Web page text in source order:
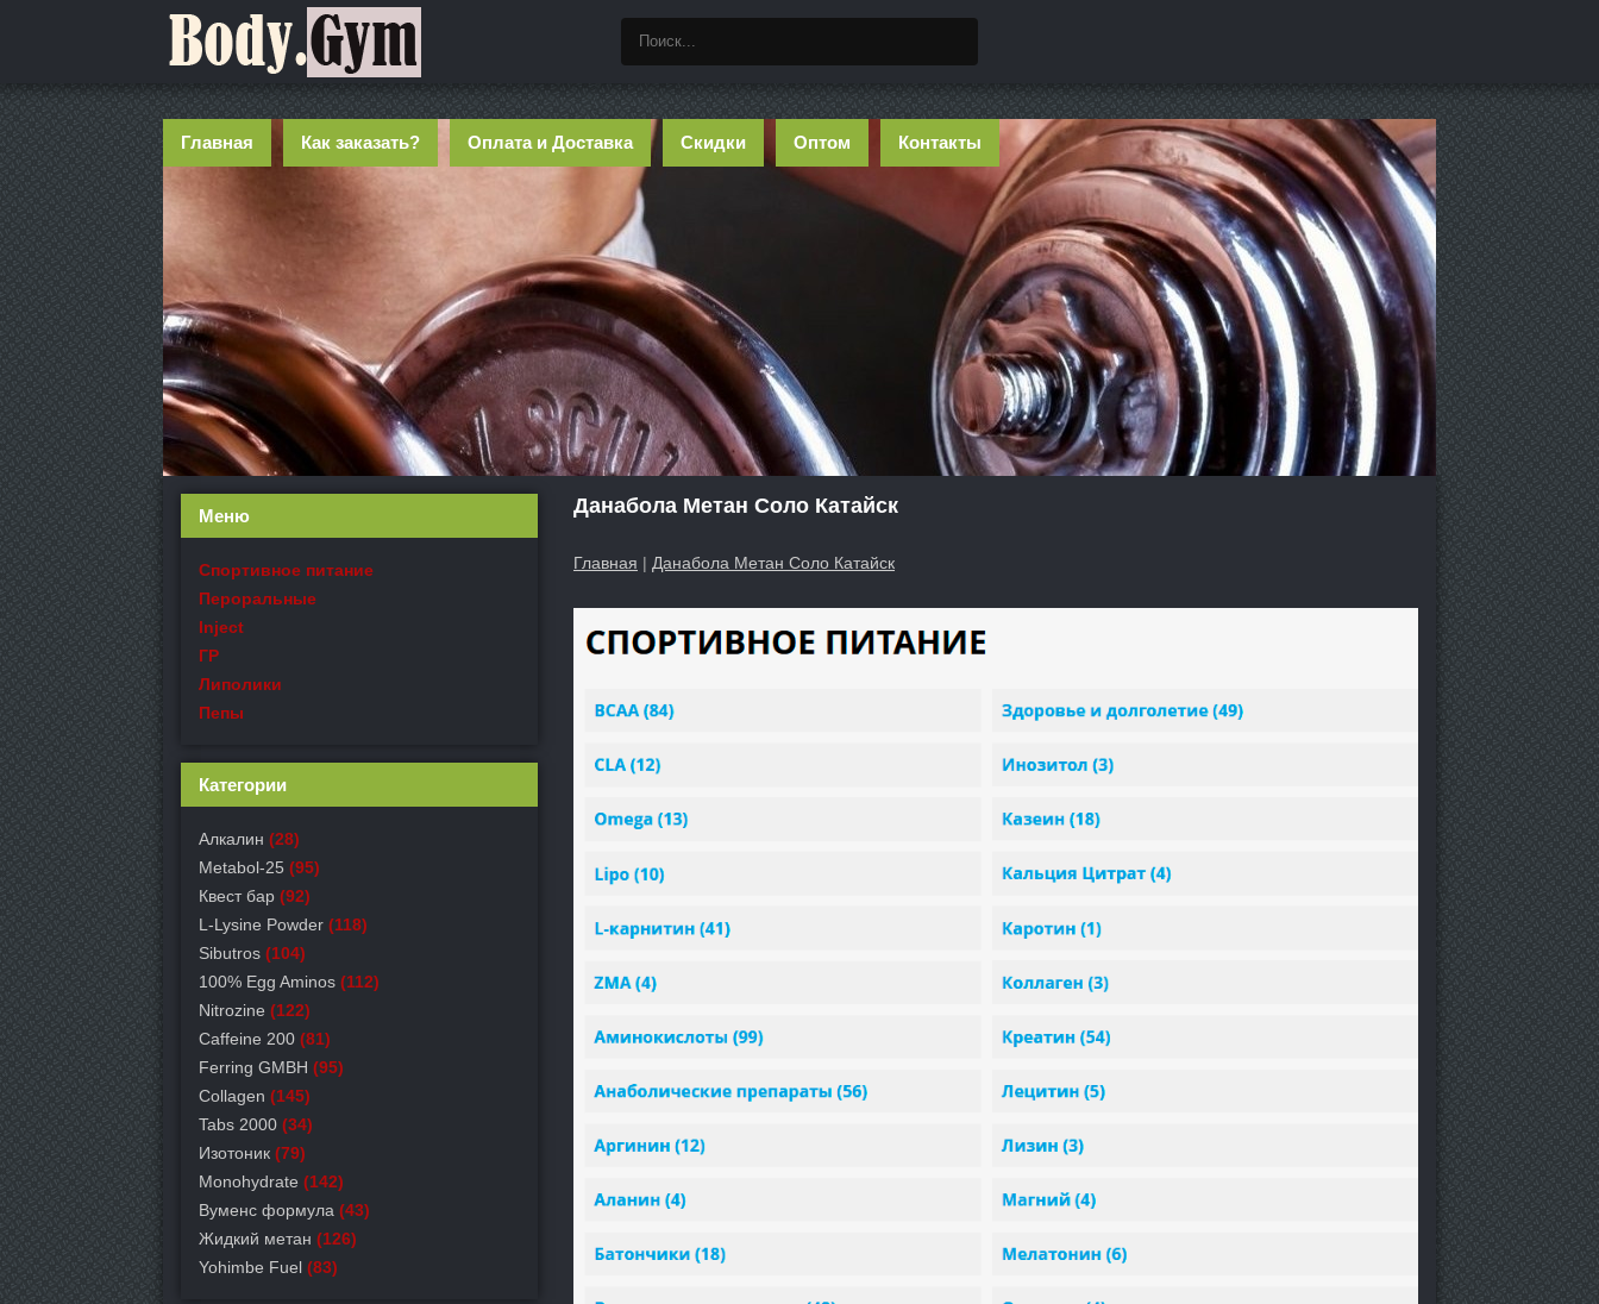
Главная Как заказать? Оплата и Доставка Скидки Оптом Контакты
Данабола Метан Соло Катайск
Главная | Данабола Метан Соло Катайск
Меню
Спортивное питание
Пероральные
Inject
ГР
Липолики
Пепы
Категории
Алкалин (28)
Metabol-25 (95)
Квест бар (92)
L-Lysine Powder (118)
Sibutros (104)
100% Egg Aminos (112)
Nitrozine (122)
Caffeine 200 (81)
Ferring GMBH (95)
Collagen (145)
Tabs 2000 (34)
Изотоник (79)
Monohydrate (142)
Вуменс формула (43)
Жидкий метан (126)
Yohimbe Fuel (83)